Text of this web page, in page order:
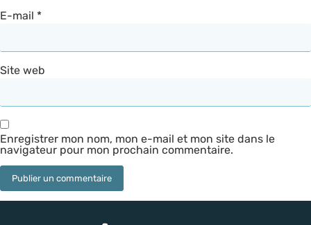
E-mail *
Site web
Enregistrer mon nom, mon e-mail et mon site dans le
navigateur pour mon prochain commentaire.